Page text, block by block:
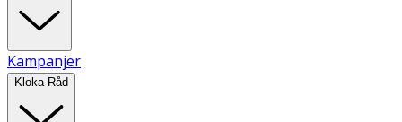
Kampanjer
Kloka Råd